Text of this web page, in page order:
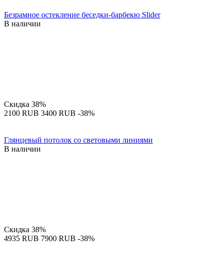
Безрамное остекление беседки-барбекю Slider
В наличии
Скидка 38%
‍2100‍ RUB ‍3400‍ RUB -38%
Глянцевый потолок со световыми линиями
В наличии
Скидка 38%
‍4935‍ RUB ‍7900‍ RUB -38%